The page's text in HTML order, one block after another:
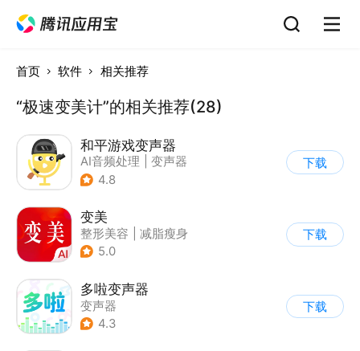
首页 软件 相关推荐
“极速变美计”的相关推荐(28)
和平游戏变声器
AI音频处理
变声器
4.8
下载
变美
整形美容
减脂瘦身
5.0
下载
多啦变声器
变声器
4.3
下载